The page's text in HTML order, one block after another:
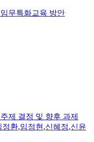
무특화교육 방안
제 결정 및 향후 과제
정환,임정현,신혜정,신윤